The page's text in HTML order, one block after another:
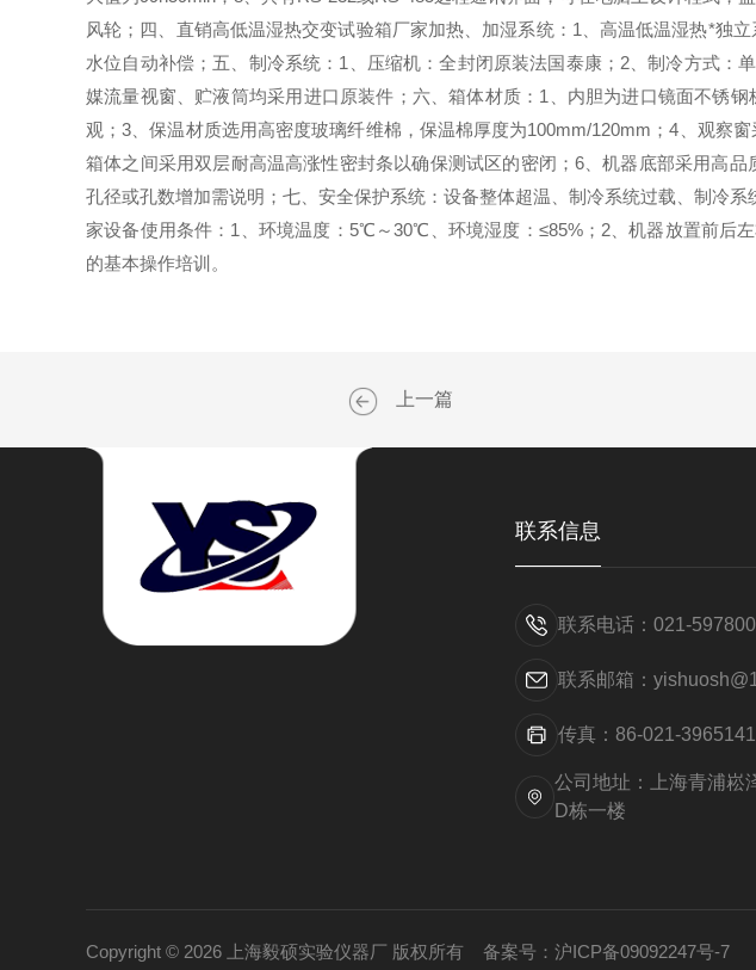
风轮；四、直销高低温湿热交变试验箱厂家加热、加湿系统：1、高温低温湿热*独
水位自动补偿；五、制冷系统：1、压缩机：全封闭原装法国泰康；2、制冷方式
媒流量视窗、贮液筒均采用进口原装件；六、箱体材质：1、内胆为进口镜面不锈
观；3、保温材质选用高密度玻璃纤维棉，保温棉厚度为100mm/120mm；4、观察
箱体之间采用双层耐高温高涨性密封条以确保测试区的密闭；6、机器底部采用高
孔径或孔数增加需说明；七、安全保护系统：设备整体超温、制冷系统过载、制冷
家设备使用条件：1、环境温度：5℃～30℃、环境湿度：≤85%；2、机器放置前后
的基本操作培训。
上一篇
联系信息
联系电话：021-
联系邮箱：
传真：86-021-
公司地址：上海青浦崧
D栋一楼
Copyright © 2026 上海毅硕实验仪器厂 版权所有 备案号： 沪ICP备09092247号-7